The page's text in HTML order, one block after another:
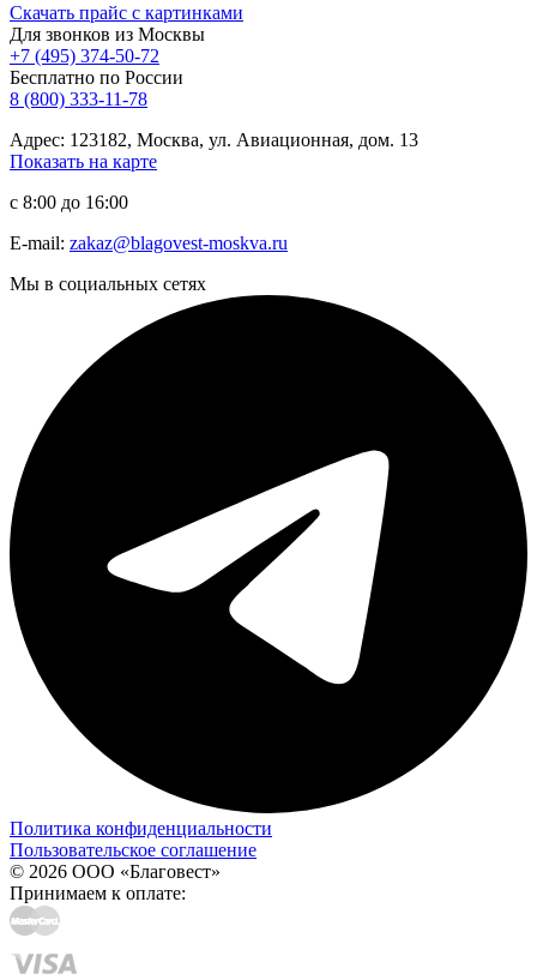
Скачать прайс с картинками
Для звонков из Москвы
+7 (495) 374-50-72
Бесплатно по России
8 (800) 333-11-78
Адрес: 123182, Москва, ул. Авиационная, дом. 13
Показать на карте
с 8:00 до 16:00
E-mail: zakaz@blagovest-moskva.ru
Мы в социальных сетях
Политика конфиденциальности
Пользовательское соглашение
© 2026 ООО «Благовест»
Принимаем к оплате: